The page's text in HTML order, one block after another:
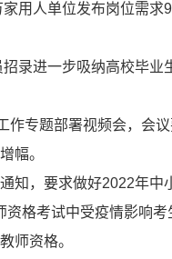
用人单位发布岗位需求
录进一步吸纳高校毕
作专题部署视频会，会
幅。
知，要求做好2022年
格考试中受疫情影响
师资格。